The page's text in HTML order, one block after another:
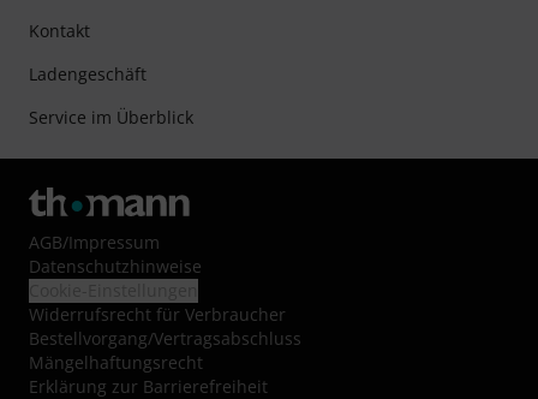
Kontakt
Ladengeschäft
Service im Überblick
AGB/Impressum
Datenschutzhinweise
Widerrufsrecht für Verbraucher
Bestellvorgang/Vertragsabschluss
Mängelhaftungsrecht
Erklärung zur Barrierefreiheit